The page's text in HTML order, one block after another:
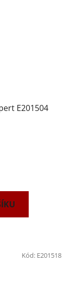
E201504
Kód: E201518